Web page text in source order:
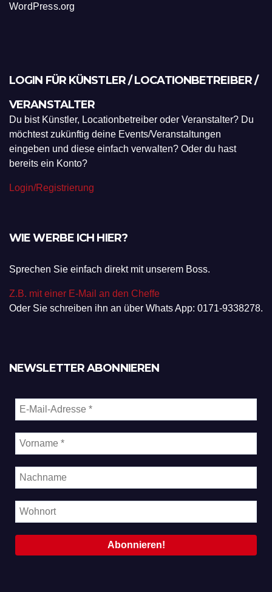
WordPress.org
LOGIN FÜR KÜNSTLER / LOCATIONBETREIBER /
VERANSTALTER
Du bist Künstler, Locationbetreiber oder Veranstalter? Du
möchtest zukünftig deine Events/Veranstaltungen
eingeben und diese einfach verwalten? Oder du hast
bereits ein Konto?
Login/Registrierung
WIE WERBE ICH HIER?
Sprechen Sie einfach direkt mit unserem Boss.
Z.B. mit einer E-Mail an den Cheffe
Oder Sie schreiben ihn an über Whats App: 0171-9338278.
NEWSLETTER ABONNIEREN